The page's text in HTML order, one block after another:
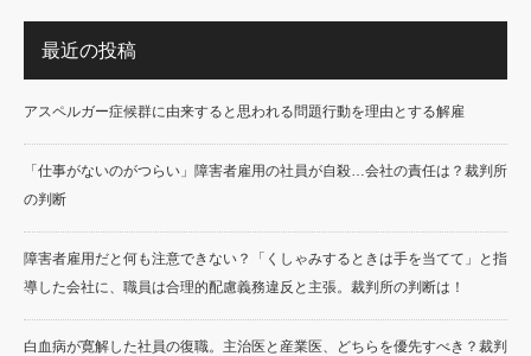
最近の投稿
アスペルガー症候群に由来すると思われる問題行動を理由とする解雇
「仕事がないのがつらい」障害者雇用の社員が自殺…会社の責任は？裁判所
の判断
障害者雇用だと何も注意できない？「くしゃみするときは手を当てて」と指
導した会社に、職員は合理的配慮義務違反と主張。裁判所の判断は！
白血病が寛解した社員の復職。主治医と産業医、どちらを優先すべき？裁判